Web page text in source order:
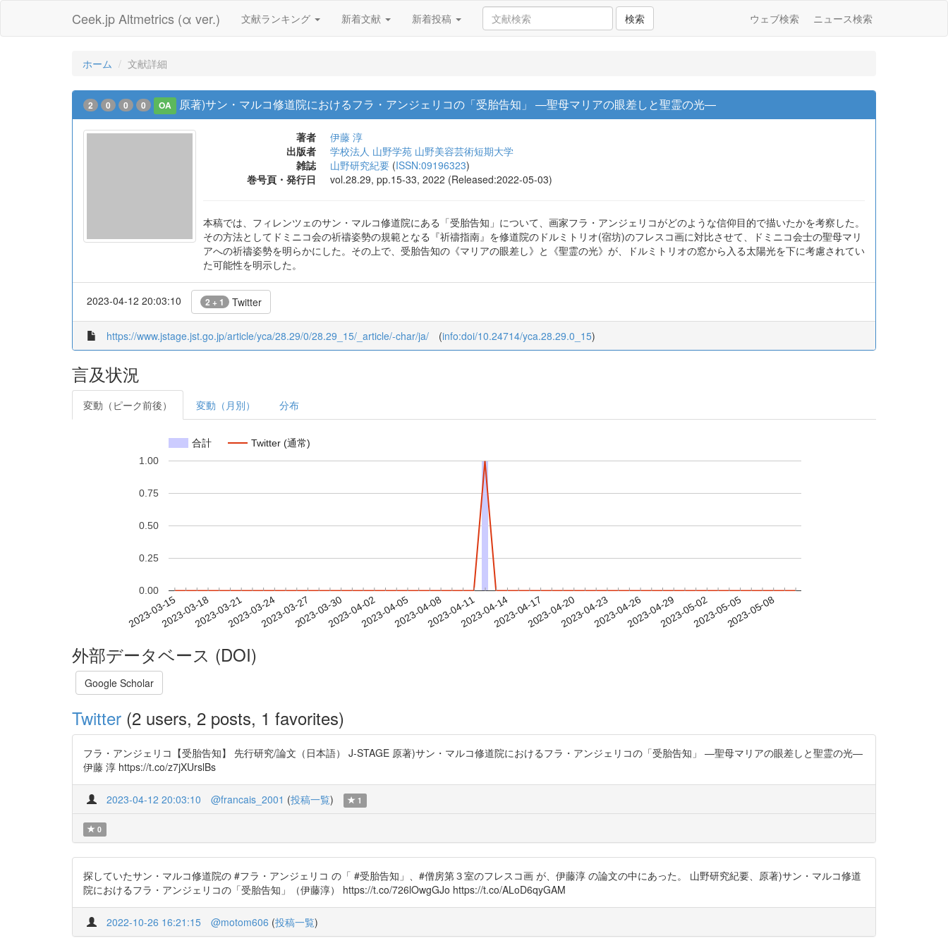
Ceek.jp Altmetrics (α ver.) 文献ランキング 新着文献 新着投稿 検索 ウェブ検索 ニュース検索
ホーム 文献詳細
2 0 0 0 OA 原著)サン・マルコ修道院におけるフラ・アンジェリコの「受胎告知」 ―聖母マリアの眼差しと聖霊の光―
著者
伊藤 淳
出版者
学校法人 山野学苑 山野美容芸術短期大学
雑誌
山野研究紀要 (ISSN:09196323)
巻号頁・発行日
vol.28.29, pp.15-33, 2022 (Released:2022-05-03)
本稿では、フィレンツェのサン・マルコ修道院にある「受胎告知」について、画家フラ・アンジェリコがどのような信仰目的で描いたかを考察した。
その方法としてドミニコ会の祈禱姿勢の規範となる『祈禱指南』を修道院のドルミトリオ(宿坊)のフレスコ画に対比させて、ドミニコ会士の聖母マリ
アへの祈禱姿勢を明らかにした。その上で、受胎告知の《マリアの眼差し》と《聖霊の光》が、ドルミトリオの窓から入る太陽光を下に考慮されてい
た可能性を明示した。
2023-04-12 20:03:10 2 + 1 Twitter
https://www.jstage.jst.go.jp/article/yca/28.29/0/28.29_15/_article/-char/ja/ (info:doi/10.24714/yca.28.29.0_15)
言及状況
変動（ピーク前後） 変動（月別） 分布
合計 Twitter (通常)
2023-03-152023-03-182023-03-212023-03-242023-03-272023-03-302023-04-022023-04-052023-04-082023-04-112023-04-142023-04-172023-04-202023-04-232023-04-262023-04-292023-05-022023-05-052023-05-08
0.00
0.25
0.50
0.75
1.00
外部データベース (DOI)
Google Scholar
Twitter (2 users, 2 posts, 1 favorites)
フラ・アンジェリコ【受胎告知】 先行研究/論文（日本語） J-STAGE 原著)サン・マルコ修道院におけるフラ・アンジェリコの「受胎告知」 ―聖母マリアの眼差しと聖霊の光―
伊藤 淳 https://t.co/z7jXUrslBs
2023-04-12 20:03:10 @francais_2001 (投稿一覧) 1
0
探していたサン・マルコ修道院の #フラ・アンジェリコ の「 #受胎告知」、#僧房第３室のフレスコ画 が、伊藤淳 の論文の中にあった。 山野研究紀要、原著)サン・マルコ修道
院におけるフラ・アンジェリコの「受胎告知」（伊藤淳） https://t.co/726lOwgGJo https://t.co/ALoD6qyGAM
2022-10-26 16:21:15 @motom606 (投稿一覧)